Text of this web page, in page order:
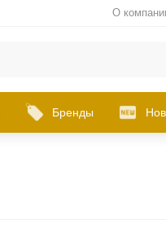
О
Бренды